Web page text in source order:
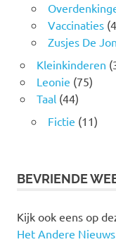
Vaccinaties
Zusjes De
Kleinkinderen
Leonie (75)
Taal(44)
Fictie (11)
BEVRIENDE
Kijk ook eens op
Het Andere Nieuws